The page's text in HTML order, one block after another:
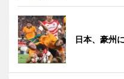
日本、豪州